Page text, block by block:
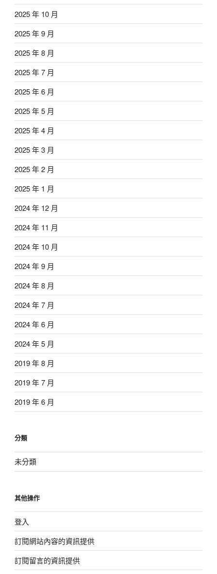
2025 年 10 月
2025 年 9 月
2025 年 8 月
2025 年 7 月
2025 年 6 月
2025 年 5 月
2025 年 4 月
2025 年 3 月
2025 年 2 月
2025 年 1 月
2024 年 12 月
2024 年 11 月
2024 年 10 月
2024 年 9 月
2024 年 8 月
2024 年 7 月
2024 年 6 月
2024 年 5 月
2019 年 8 月
2019 年 7 月
2019 年 6 月
分類
未分類
其他操作
登入
訂閱網站內容的資訊提供
訂閱留言的資訊提供